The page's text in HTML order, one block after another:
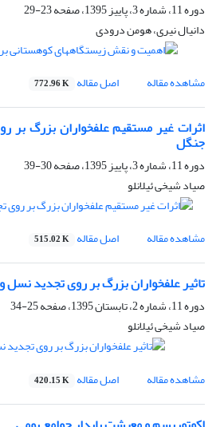
دوره 11، شماره 3، پاییز 1395، صفحه
23-29
دانیال نیری، هومن درودی
مشاهده مقاله اصل مقاله 772.96 K
اثرات غیر مستقیم علفخواران بزرگ بر
جنگل
دوره 11، شماره 3، پاییز 1395، صفحه
30-39
صیاد شیخی ئیلانلو
مشاهده مقاله اصل مقاله 515.02 K
تاثیر علفخواران بزرگ بر روی تجدید نسل
دوره 11، شماره 2، تابستان 1395، صفحه
25-34
صیاد شیخی ئیلانلو
مشاهده مقاله اصل مقاله 420.15 K